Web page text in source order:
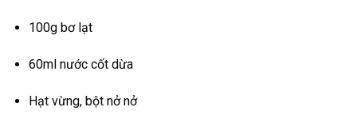
100g bơ lạt
60ml nước cốt dừa
Hạt vừng, bột nở nở